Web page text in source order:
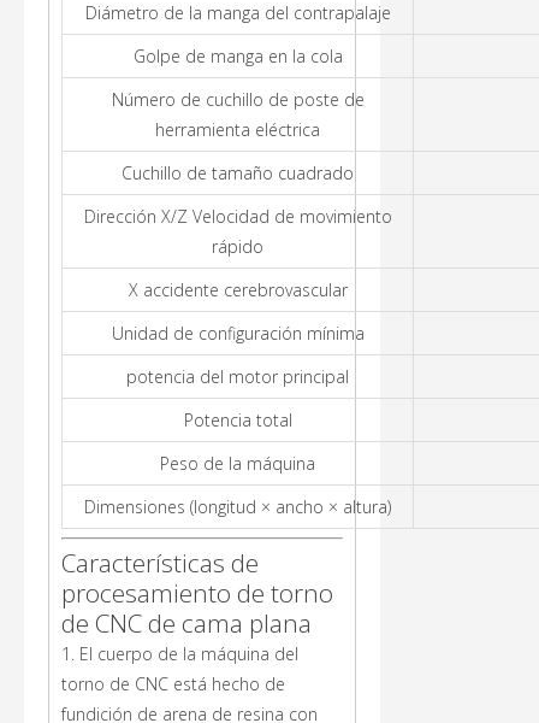
Diámetro de la manga del contrapalaje
Golpe de manga en la cola
Número de cuchillo de poste de
herramienta eléctrica
Cuchillo de tamaño cuadrado
Dirección X/Z Velocidad de movimiento
rápido
X accidente cerebrovascular
Unidad de configuración mínima
potencia del motor principal
Potencia total
Peso de la máquina
Dimensiones (longitud × ancho × altura)
Características de
procesamiento de torno
de CNC de cama plana
1. El cuerpo de la máquina del
torno de CNC está hecho de
fundición de arena de resina con